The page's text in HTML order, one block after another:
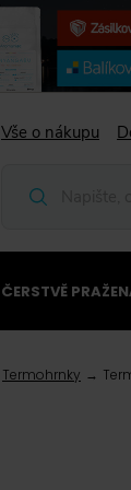
Vše o nákupu
ČERSTVĚ
Termohrnky